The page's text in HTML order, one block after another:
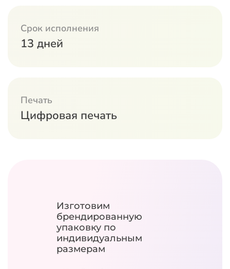
Срок исполнения
13 дней
Печать
Цифровая печать
Изготовим
брендированную
упаковку по
индивидуальным
размерам